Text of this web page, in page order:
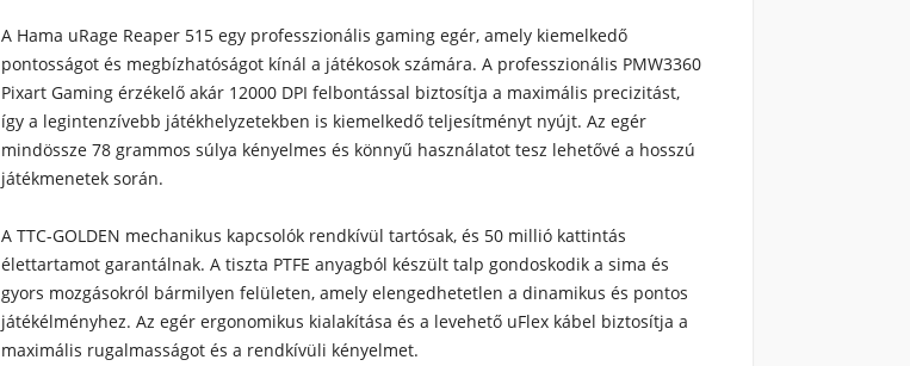
A Hama uRage Reaper 515 egy professzionális gaming egér, amely kiemelkedő
pontosságot és megbízhatóságot kínál a játékosok számára. A professzionális PMW3360
Pixart Gaming érzékelő akár 12000 DPI felbontással biztosítja a maximális precizitást,
így a legintenzívebb játékhelyzetekben is kiemelkedő teljesítményt nyújt. Az egér
mindössze 78 grammos súlya kényelmes és könnyű használatot tesz lehetővé a hosszú
játékmenetek során.
A TTC-GOLDEN mechanikus kapcsolók rendkívül tartósak, és 50 millió kattintás
élettartamot garantálnak. A tiszta PTFE anyagból készült talp gondoskodik a sima és
gyors mozgásokról bármilyen felületen, amely elengedhetetlen a dinamikus és pontos
játékélményhez. Az egér ergonomikus kialakítása és a levehető uFlex kábel biztosítja a
maximális rugalmasságot és a rendkívüli kényelmet.